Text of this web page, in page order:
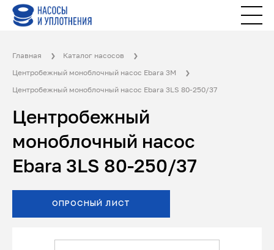
Главная
Каталог насосов
Центробежный моноблочный насос Ebara 3M
Центробежный моноблочный насос Ebara 3LS 80-250/37
Центробежный
моноблочный насос
Ebara 3LS 80-250/37
ОПРОСНЫЙ ЛИСТ